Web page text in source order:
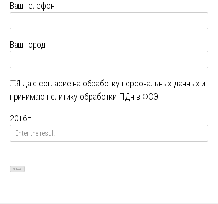
Ваш телефон
Ваш город
Я даю согласие на обработку персональных данных и
принимаю политику обработки ПДн в ФСЭ
20+6=